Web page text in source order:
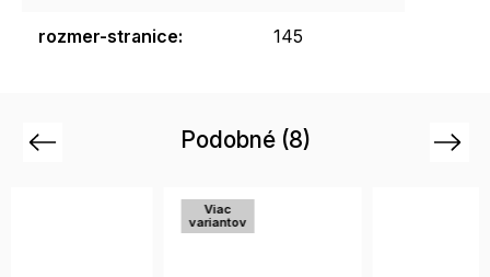
rozmer-stranice: 145
Podobné (8)
Previous Next